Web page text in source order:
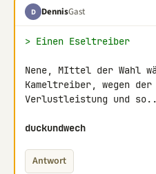
D DennisGast
> Einen Eseltreiber
Nene, MIttel der Wahl
Kameltreiber, wegen der
Verlustleistung und
duckundwech
Antwort